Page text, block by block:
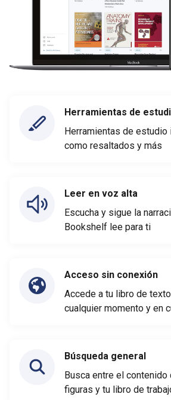
Herramientas de
Herramientas de estudio
como resaltados y más
Leer en voz alta
Escucha y sigue la
Bookshelf lee para ti
Acceso sin conexión
Accede a tu libro de
cualquier momento y en
Búsqueda general
Busca entre el contenido
figuras y tu libro de